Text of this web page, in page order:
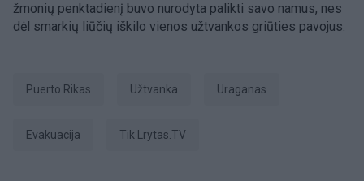
žmonių penktadienį buvo nurodyta palikti savo namus, nes
dėl smarkių liūčių iškilo vienos užtvankos griūties pavojus.
Puerto Rikas užtvanka uraganas
evakuacija tik Lrytas.TV